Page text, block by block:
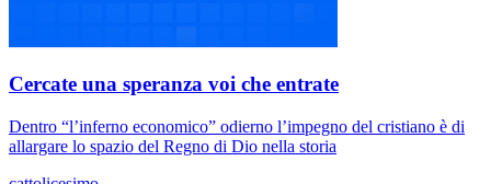
Cercate una speranza voi che entrate
Dentro “l’inferno economico” odierno l’impegno del cristiano è di
allargare lo spazio del Regno di Dio nella storia